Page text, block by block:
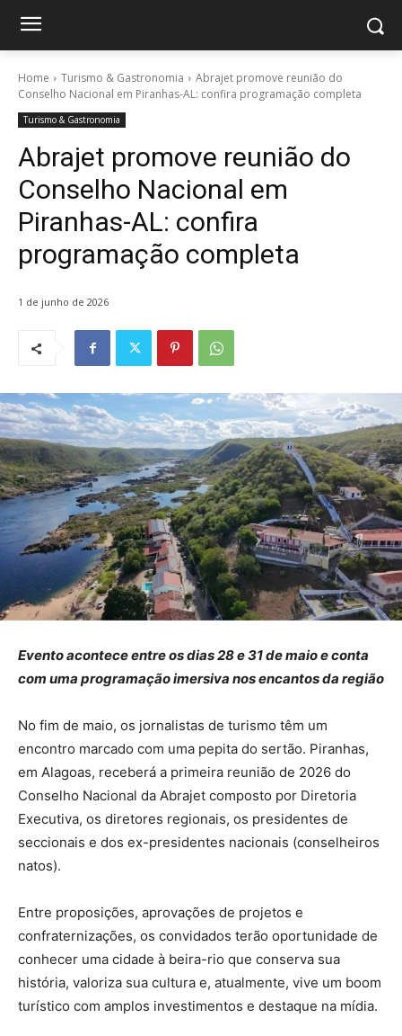
Home Turismo & Gastronomia
Abrajet promove reunião do
Conselho Nacional em Piranhas-AL: confira programação completa
Turismo & Gastronomia
Abrajet promove reunião do
Conselho Nacional em
Piranhas-AL: confira
programação completa
1 de junho de 2026
Evento acontece entre os dias 28 e 31 de maio e conta
com uma programação imersiva nos encantos da região
No fim de maio, os jornalistas de turismo têm um
encontro marcado com uma pepita do sertão. Piranhas,
em Alagoas, receberá a primeira reunião de 2026 do
Conselho Nacional da Abrajet composto por Diretoria
Executiva, os diretores regionais, os presidentes de
seccionais e dos ex-presidentes nacionais (conselheiros
natos).
Entre proposições, aprovações de projetos e
confraternizações, os convidados terão oportunidade de
conhecer uma cidade à beira-rio que conserva sua
história, valoriza sua cultura e, atualmente, vive um boom
turístico com amplos investimentos e destaque na mídia.